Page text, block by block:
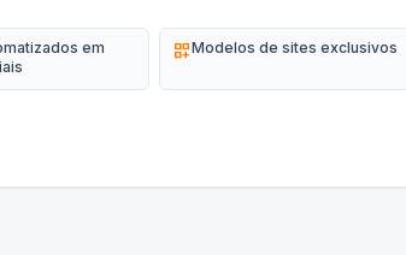
em
dashboard_customizeModelos de sites exclusivos